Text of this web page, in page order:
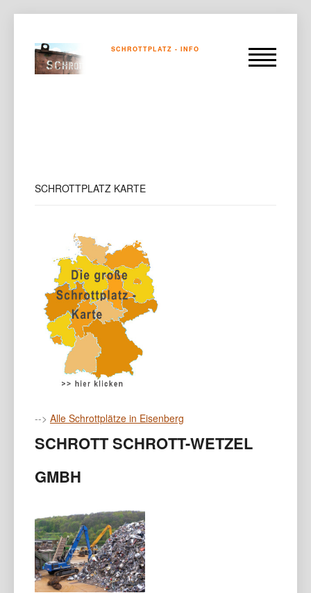
SCHROTTPLATZ - INFO
SCHROTTPLATZ KARTE
--> Alle Schrottplätze in Eisenberg
SCHROTT SCHROTT-WETZEL
GMBH